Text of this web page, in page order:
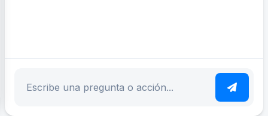
Escribe tu pregunta